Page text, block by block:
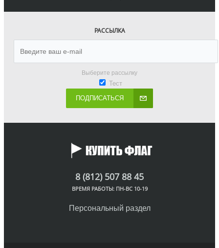
РАССЫЛКА
Выберите рассылку
Тест
ПОДПИСАТЬСЯ
8 (812) 507 88 45
ВРЕМЯ РАБОТЫ: ПН-ВС 10-19
Персональный раздел